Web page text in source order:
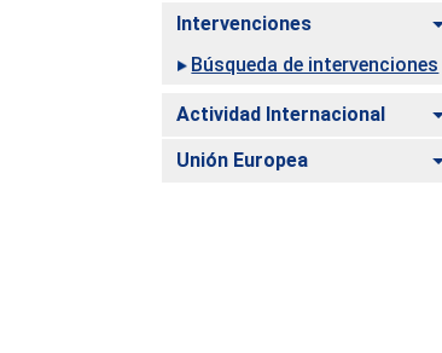
Intervenciones
Búsqueda de intervenciones
Actividad Internacional
Unión Europea